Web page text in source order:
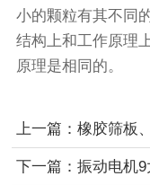
小的颗粒有其不同
结构上和工作原理
原理是相同的。
上一篇：橡胶筛板
效率有很大的影响
下一篇：振动电机